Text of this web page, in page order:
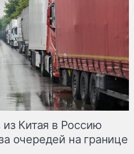
из Китая в Россию
очередей на границе